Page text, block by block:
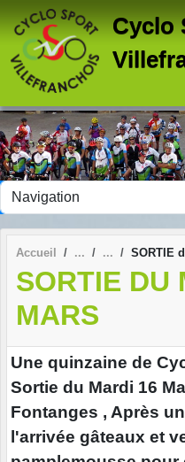
Cyclo
Accueil SORTIE
SORTIE DU
MARS
Une quinzaine de
Sortie du Mardi 16
Fontanges , Après
l'arrivée gâteaux et
Panneau de gestion des